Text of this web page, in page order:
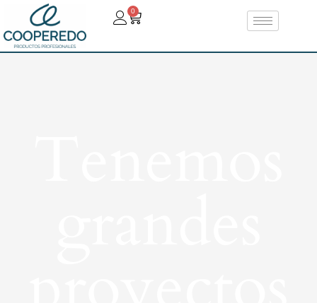
0